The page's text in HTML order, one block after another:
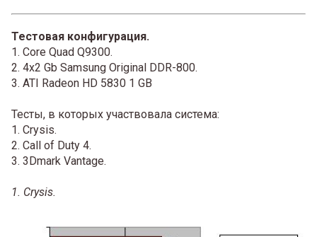
Тестовая конфигурация.
1. Core Quad Q9300.
2. 4x2 Gb Samsung Original DDR-800.
3. ATI Radeon HD 5830 1 GB
Тесты, в которых участвовала система:
1. Crysis.
2. Call of Duty 4.
3. 3Dmark Vantage.
1. Crysis.